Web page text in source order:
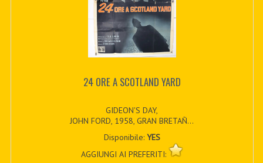
24 ORE A SCOTLAND YARD
GIDEON'S DAY,
JOHN FORD, 1958, GRAN BRETAÑ...
Disponibile: YES
AGGIUNGI AI PREFERITI: